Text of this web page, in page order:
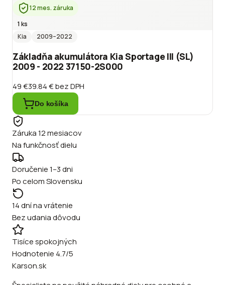
12 mes. záruka
1 ks
Kia
2009–2022
Základňa akumulátora Kia Sportage III (SL)
2009 - 2022 37150-2S000
49 €39.84 €bez DPH
Do košíka
Záruka 12 mesiacov
Na funkčnosť dielu
Doručenie 1–3 dni
Po celom Slovensku
14 dní na vrátenie
Bez udania dôvodu
Tisíce spokojných
Hodnotenie 4.7/5
Karson.sk